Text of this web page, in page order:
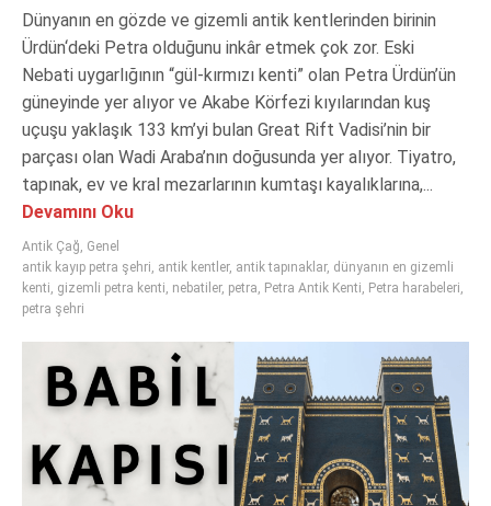
Dünyanın en gözde ve gizemli antik kentlerinden birinin
Ürdün‘deki Petra olduğunu inkâr etmek çok zor. Eski
Nebati uygarlığının “gül-kırmızı kenti” olan Petra Ürdün’ün
güneyinde yer alıyor ve Akabe Körfezi kıyılarından kuş
uçuşu yaklaşık 133 km’yi bulan Great Rift Vadisi’nin bir
parçası olan Wadi Araba’nın doğusunda yer alıyor. Tiyatro,
tapınak, ev ve kral mezarlarının kumtaşı kayalıklarına,...
Devamını Oku
Antik Çağ, Genel
antik kayıp petra şehri, antik kentler, antik tapınaklar, dünyanın en gizemli
kenti, gizemli petra kenti, nebatiler, petra, Petra Antik Kenti, Petra harabeleri,
petra şehri